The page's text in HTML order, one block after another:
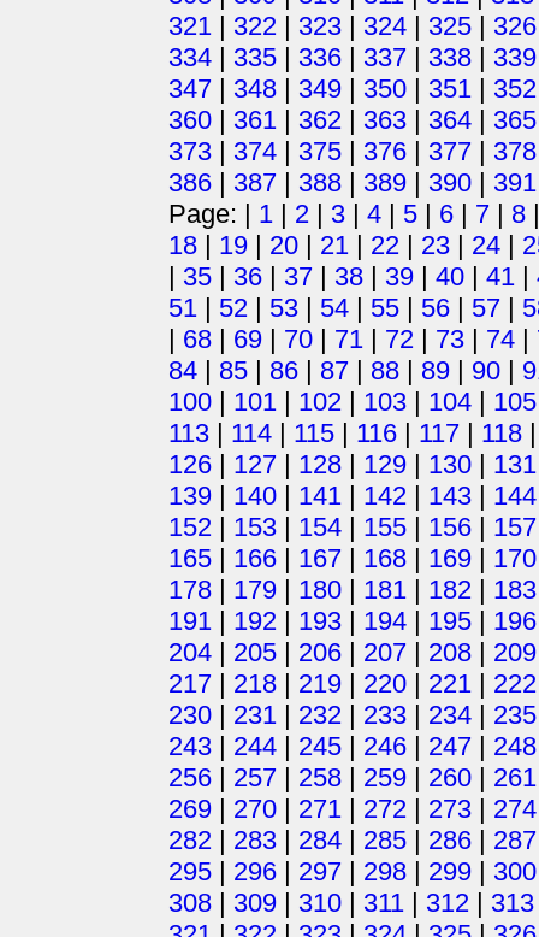
321 | 322 | 323 | 324 | 325 | 326
334 | 335 | 336 | 337 | 338 | 339
347 | 348 | 349 | 350 | 351 | 352
360 | 361 | 362 | 363 | 364 | 365
373 | 374 | 375 | 376 | 377 | 378
386 | 387 | 388 | 389 | 390 | 391
Page: | 1 | 2 | 3 | 4 | 5 | 6 | 7 | 8
18 | 19 | 20 | 21 | 22 | 23 | 24 |
| 35 | 36 | 37 | 38 | 39 | 40 | 41 |
51 | 52 | 53 | 54 | 55 | 56 | 57 |
| 68 | 69 | 70 | 71 | 72 | 73 | 74 |
84 | 85 | 86 | 87 | 88 | 89 | 90 |
100 | 101 | 102 | 103 | 104 | 105
113 | 114 | 115 | 116 | 117 | 118
126 | 127 | 128 | 129 | 130 | 131
139 | 140 | 141 | 142 | 143 | 144
152 | 153 | 154 | 155 | 156 | 157
165 | 166 | 167 | 168 | 169 | 170
178 | 179 | 180 | 181 | 182 | 183
191 | 192 | 193 | 194 | 195 | 196
204 | 205 | 206 | 207 | 208 | 209
217 | 218 | 219 | 220 | 221 | 222
230 | 231 | 232 | 233 | 234 | 235
243 | 244 | 245 | 246 | 247 | 248
256 | 257 | 258 | 259 | 260 | 261
269 | 270 | 271 | 272 | 273 | 274
282 | 283 | 284 | 285 | 286 | 287
295 | 296 | 297 | 298 | 299 | 300
308 | 309 | 310 | 311 | 312 | 313